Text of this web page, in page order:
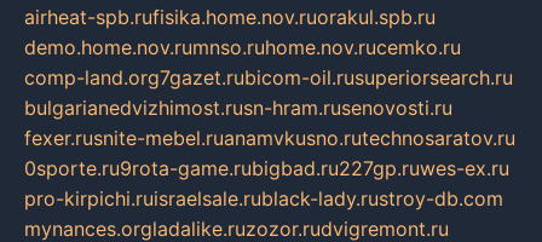
airheat-spb.rufisika.home.nov.ruorakul.spb.ru
demo.home.nov.rumnso.ruhome.nov.rucemko.ru
comp-land.org7gazet.rubicom-oil.rusuperiorsearch.ru
bulgarianedvizhimost.rusn-hram.rusenovosti.ru
fexer.rusnite-mebel.ruanamvkusno.rutechnosaratov.ru
0sporte.ru9rota-game.rubigbad.ru227gp.ruwes-ex.ru
pro-kirpichi.ruisraelsale.rublack-lady.rustroy-db.com
mynances.orgladalike.ruzozor.rudvigremont.ru